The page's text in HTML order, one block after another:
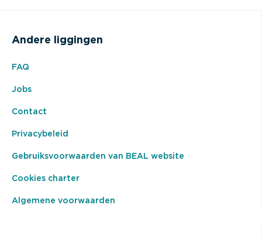
Andere liggingen
FAQ
Jobs
Contact
Privacybeleid
Gebruiksvoorwaarden van BEAL website
Cookies charter
Algemene voorwaarden